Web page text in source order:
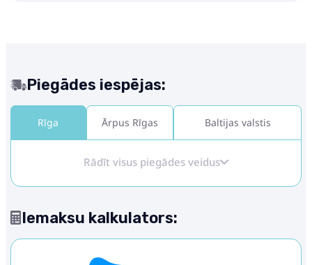
Piegādes iespējas:
Rīga Ārpus Rīgas Baltijas valstis
Rādīt visus piegādes veidus
Iemaksu kalkulators: